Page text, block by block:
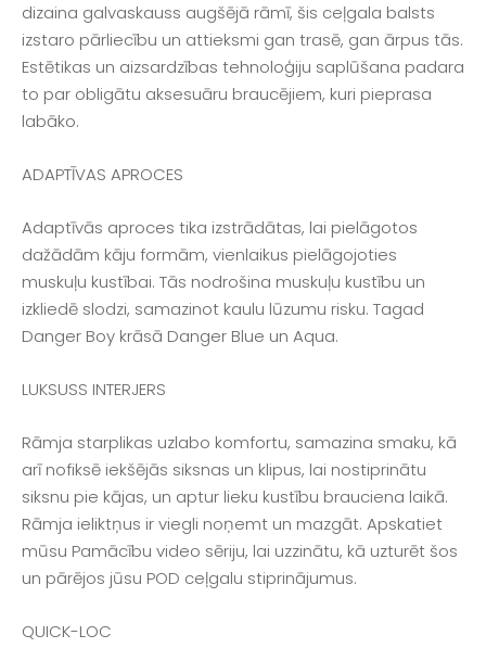
dizaina galvaskauss augšējā rāmī, šis ceļgala balsts
izstaro pārliecību un attieksmi gan trasē, gan ārpus tās.
Estētikas un aizsardzības tehnoloģiju saplūšana padara
to par obligātu aksesuāru braucējiem, kuri pieprasa
labāko.
ADAPTĪVAS APROCES
Adaptīvās aproces tika izstrādātas, lai pielāgotos
dažādām kāju formām, vienlaikus pielāgojoties
muskuļu kustībai. Tās nodrošina muskuļu kustību un
izkliedē slodzi, samazinot kaulu lūzumu risku. Tagad
Danger Boy krāsā Danger Blue un Aqua.
LUKSUSS INTERJERS
Rāmja starplikas uzlabo komfortu, samazina smaku, kā
arī nofiksē iekšējās siksnas un klipus, lai nostiprinātu
siksnu pie kājas, un aptur lieku kustību brauciena laikā.
Rāmja ieliktņus ir viegli noņemt un mazgāt. Apskatiet
mūsu Pamācību video sēriju, lai uzzinātu, kā uzturēt šos
un pārējos jūsu POD ceļgalu stiprinājumus.
QUICK-LOC